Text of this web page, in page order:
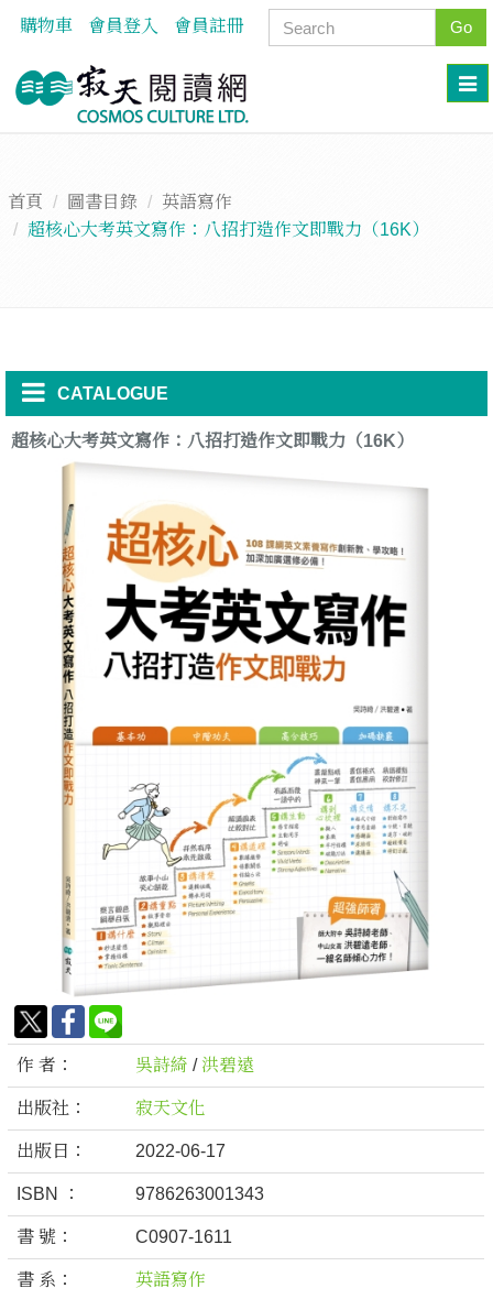
Go
購物車 會員登入 會員註冊
首頁 圖書目錄
英語寫作
超核心大考英文寫作：八招打造作文即戰力（16K）
CATALOGUE
超核心大考英文寫作：八招打造作文即戰力（16K）
作 者： 吳詩綺 / 洪碧遠
出版社： 寂天文化
出版日： 2022-06-17
ISBN ： 9786263001343
書 號： C0907-1611
書 系： 英語寫作